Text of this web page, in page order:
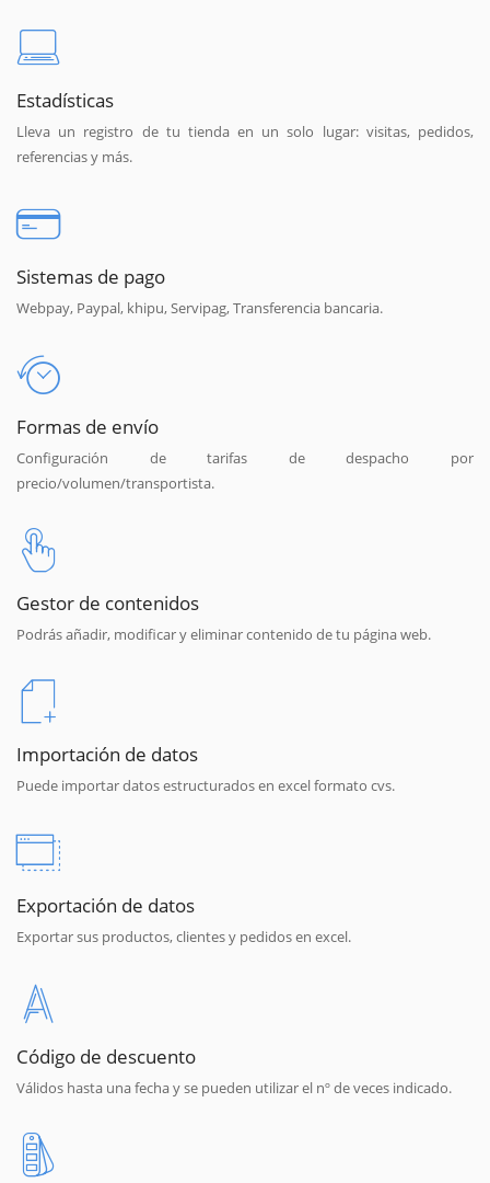
Estadísticas
Lleva un registro de tu tienda en un solo lugar: visitas, pedidos,
referencias y más.
Sistemas de pago
Webpay, Paypal, khipu, Servipag, Transferencia bancaria.
Formas de envío
Configuración de tarifas de despacho por
precio/volumen/transportista.
Gestor de contenidos
Podrás añadir, modificar y eliminar contenido de tu página web.
Importación de datos
Puede importar datos estructurados en excel formato cvs.
Exportación de datos
Exportar sus productos, clientes y pedidos en excel.
Código de descuento
Válidos hasta una fecha y se pueden utilizar el nº de veces indicado.